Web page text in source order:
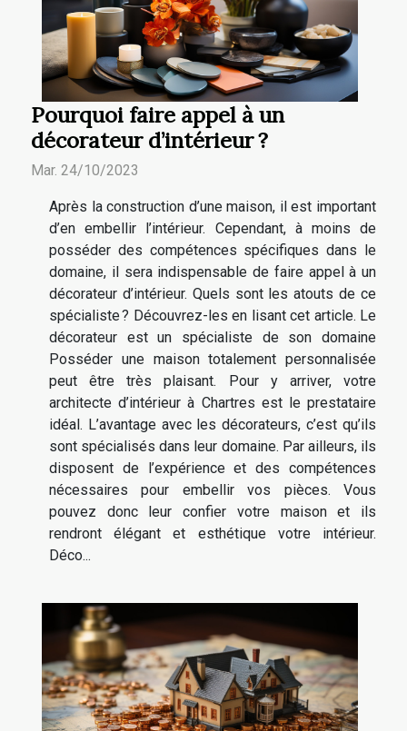
Pourquoi faire appel à un
décorateur d’intérieur ?
Mar. 24/10/2023
Après la construction d’une maison, il est important
d’en embellir l’intérieur. Cependant, à moins de
posséder des compétences spécifiques dans le
domaine, il sera indispensable de faire appel à un
décorateur d’intérieur. Quels sont les atouts de ce
spécialiste ? Découvrez-les en lisant cet article. Le
décorateur est un spécialiste de son domaine
Posséder une maison totalement personnalisée
peut être très plaisant. Pour y arriver, votre
architecte d’intérieur à Chartres est le prestataire
idéal. L’avantage avec les décorateurs, c’est qu’ils
sont spécialisés dans leur domaine. Par ailleurs, ils
disposent de l’expérience et des compétences
nécessaires pour embellir vos pièces. Vous
pouvez donc leur confier votre maison et ils
rendront élégant et esthétique votre intérieur.
Déco...